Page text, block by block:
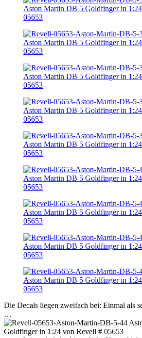
Die Decals liegen zweifach bei: Einmal als
…